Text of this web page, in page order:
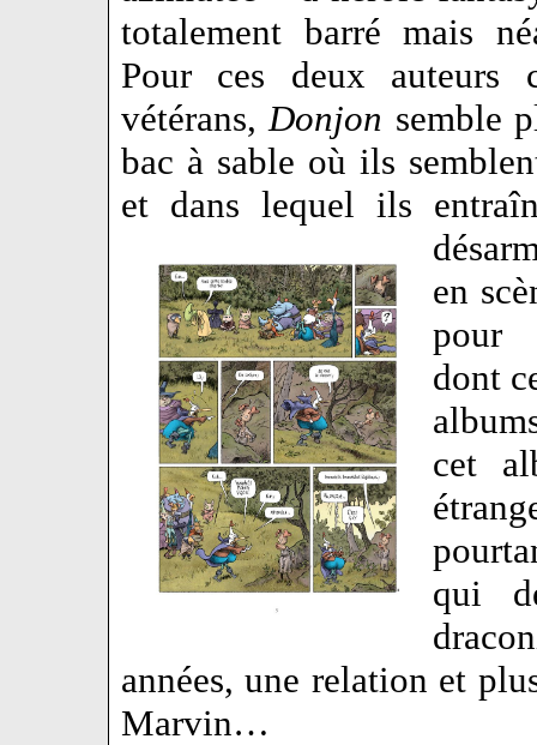
totalement barré mais
Pour ces deux auteurs
vétérans,Donjon semble
bac à sable où ils
et dans lequel ils
en
pour
dont
cet
qui
années, une relation et
Marvin…